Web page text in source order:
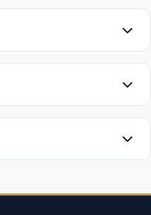
süreç yönetimi.